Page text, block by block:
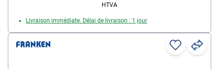
HTVA
Livraison immédiate. Délai de livraison : 1 jour